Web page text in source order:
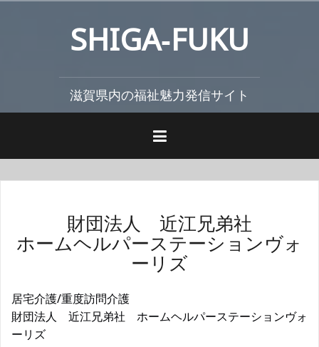
ス
SHIGA‐FUKU
滋賀県内の福祉魅力発信サイト
財団法人 近江兄弟社
ホームヘルパーステーションヴォ
ーリズ
居宅介護/重度訪問介護
財団法人 近江兄弟社 ホームヘルパーステーションヴォ
ーリズ